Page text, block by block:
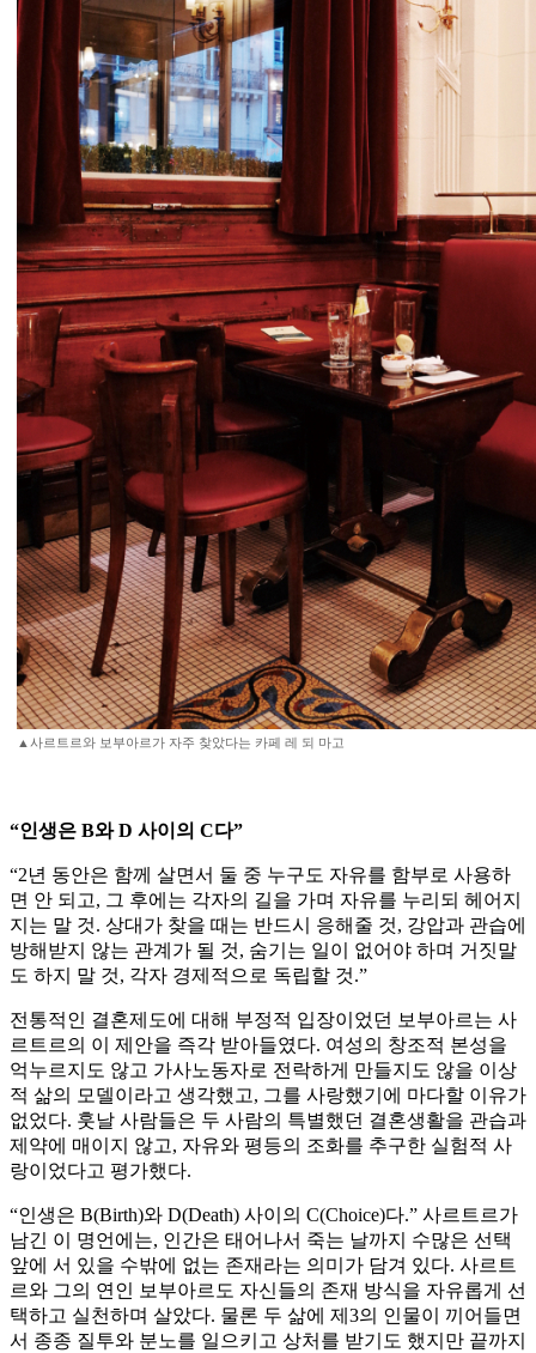
▲사르트르와 보부아르가 자주 찾았다는 카페 레 되 마고
“인생은 B와 D 사이의 C다”
“2년 동안은 함께 살면서 둘 중 누구도 자유를 함부로 사용하
면 안 되고, 그 후에는 각자의 길을 가며 자유를 누리되 헤어지
지는 말 것. 상대가 찾을 때는 반드시 응해줄 것, 강압과 관습에
방해받지 않는 관계가 될 것, 숨기는 일이 없어야 하며 거짓말
도 하지 말 것, 각자 경제적으로 독립할 것.”
전통적인 결혼제도에 대해 부정적 입장이었던 보부아르는 사
르트르의 이 제안을 즉각 받아들였다. 여성의 창조적 본성을
억누르지도 않고 가사노동자로 전락하게 만들지도 않을 이상
적 삶의 모델이라고 생각했고, 그를 사랑했기에 마다할 이유가
없었다. 훗날 사람들은 두 사람의 특별했던 결혼생활을 관습과
제약에 매이지 않고, 자유와 평등의 조화를 추구한 실험적 사
랑이었다고 평가했다.
“인생은 B(Birth)와 D(Death) 사이의 C(Choice)다.” 사르트르가
남긴 이 명언에는, 인간은 태어나서 죽는 날까지 수많은 선택
앞에 서 있을 수밖에 없는 존재라는 의미가 담겨 있다. 사르트
르와 그의 연인 보부아르도 자신들의 존재 방식을 자유롭게 선
택하고 실천하며 살았다. 물론 두 삶에 제3의 인물이 끼어들면
서 종종 질투와 분노를 일으키고 상처를 받기도 했지만 끝까지